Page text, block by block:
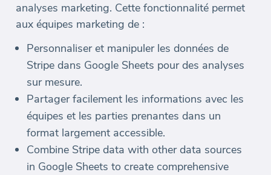
analyses marketing. Cette fonctionnalité permet
aux équipes marketing de :
Personnaliser et manipuler les données de
Stripe dans Google Sheets pour des analyses
sur mesure.
Partager facilement les informations avec les
équipes et les parties prenantes dans un
format largement accessible.
Combine Stripe data with other data sources
in Google Sheets to create comprehensive